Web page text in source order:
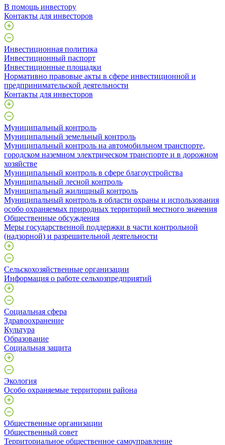
В помощь инвестору
Контакты для инвесторов
Инвестиционная политика
Инвестиционный паспорт
Инвестиционные площадки
Нормативно правовые акты в сфере инвестиционной и
предпринимательской деятельности
Контакты для инвесторов
Муниципальный контроль
Муниципальный земельный контроль
Муниципальный контроль на автомобильном транспорте,
городском наземном электрическом транспорте и в дорожном
хозяйстве
Муниципальный контроль в сфере благоустройства
Муниципальный лесной контроль
Муниципальный жилищный контроль
Муниципальный контроль в области охраны и использования
особо охраняемых природных территорий местного значения
Общественные обсуждения
Меры государственной поддержки в части контрольной
(надзорной) и разрешительной деятельности
Сельскохозяйственные организации
Информация о работе сельхозпредприятий
Социальная сфера
Здравоохранение
Культура
Образование
Социальная защита
Экология
Особо охраняемые территории района
Общественные организации
Общественный совет
Территориальное общественное самоуправление